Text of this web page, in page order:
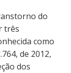
do
três
como
de 2012,
dos